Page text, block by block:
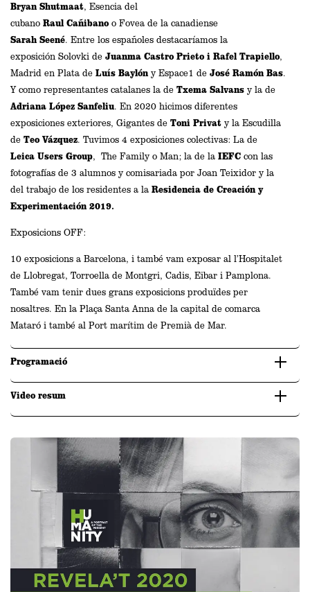
BryanShutmaat, Esencia del
cubano Raul Cañibanoo Fovea de la canadiense
Sarah Seené. Entre los españoles destacaríamos la
exposición Solovki de Juanma Castro Prieto i RafelTrapiello,
Madrid en Plata de Luís Baylóny Espace1 de José Ramón Bas.
Y como representantes catalanes la de Txema Salvans y la de
Adriana López Sanfeliu. En 2020 hicimos diferentes
exposiciones exteriores, Gigantes de Toni Privat y la Escudilla
de TeoVázquez. Tuvimos 4 exposiciones colectivas: La de
Leica Users Group, The Family o Man; la de la IEFC con las
fotografías de 3 alumnos y comisariada por Joan Teixidor y la
del trabajo de los residentes a la Residencia de Creación y
Experimentación 2019.
Exposicions OFF:
10 exposicions a Barcelona, i també vam exposar al l’Hospitalet
de Llobregat, Torroella de Montgri, Cadis, Eibar i Pamplona.
També vam tenir dues grans exposicions produïdes per
nosaltres. En la Plaça Santa Anna de la capital de comarca
Mataró i també al Port marítim de Premià de Mar.
Programació
Video resum